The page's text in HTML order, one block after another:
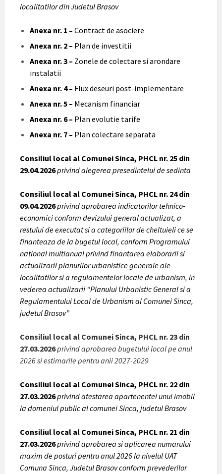
localitatilor din Judetul Brasov
Anexa nr. 1 – Contract de asociere
Anexa nr. 2 – Plan de investitii
Anexa nr. 3 – Zonele de colectare si arondare
instalatii
Anexa nr. 4 – Flux deseuri post-implementare
Anexa nr. 5 – Mecanism financiar
Anexa nr. 6 – Plan evolutie tarife
Anexa nr. 7 – Plan colectare separata
Consiliul local al Comunei Sinca, PHCL nr. 25 din
29.04.2026privind alegerea presedintelui de sedinta
Consiliul local al Comunei Sinca, PHCL nr. 24 din
09.04.2026privind aprobarea indicatorilor tehnico-
economici conform devizului general actualizat, a
restului de executat si a categoriilor de cheltuieli ce se
finanteaza de la bugetul local, conform Programului
national multianual privind finantarea elaborarii si
actualizarii planurilor urbanistice generale ale
localitatilor si a regulamentelor locale de urbanism, in
vederea actualizarii “Planului Urbanistic General si a
Regulamentului Local de Urbanism al Comunei Sinca,
judetul Brasov”
Consiliul local al Comunei Sinca, PHCL nr. 23 din
27.03.2026privind aprobarea bugetului local pe anul
2026 si estimarile pentru anii 2027-2029
Consiliul local al Comunei Sinca, PHCL nr. 22 din
27.03.2026privind atestarea apartenentei unui imobil
la domeniul public al comunei Sinca, judetul Brasov
Consiliul local al Comunei Sinca, PHCL nr. 21 din
27.03.2026privind aprobarea si aplicarea numarului
maxim de posturi pentru anul 2026 la nivelul UAT
Comuna Sinca, Judetul Brasov conform prevederilor